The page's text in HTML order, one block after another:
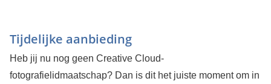
Tijdelijke aanbieding
Heb jij nu nog geen Creative Cloud-
fotografielidmaatschap? Dan is dit het juiste moment om in